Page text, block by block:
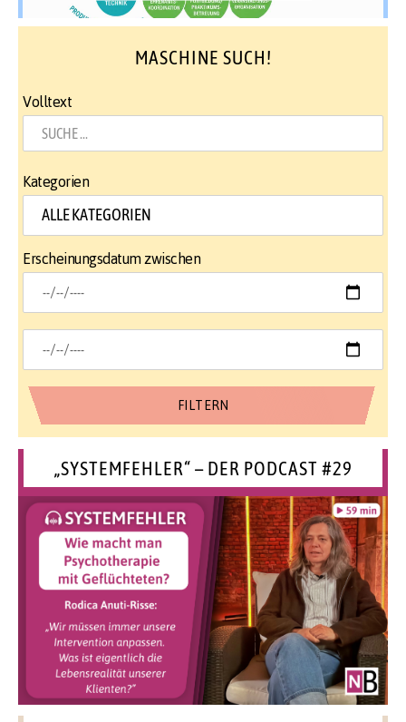
MASCHINE SUCH!
Volltext
Kategorien
Erscheinungsdatum zwischen
„SYSTEMFEHLER“ – DER PODCAST #29